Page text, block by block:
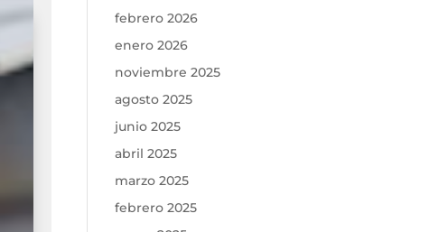
febrero 2026
enero 2026
noviembre 2025
agosto 2025
junio 2025
abril 2025
marzo 2025
febrero 2025